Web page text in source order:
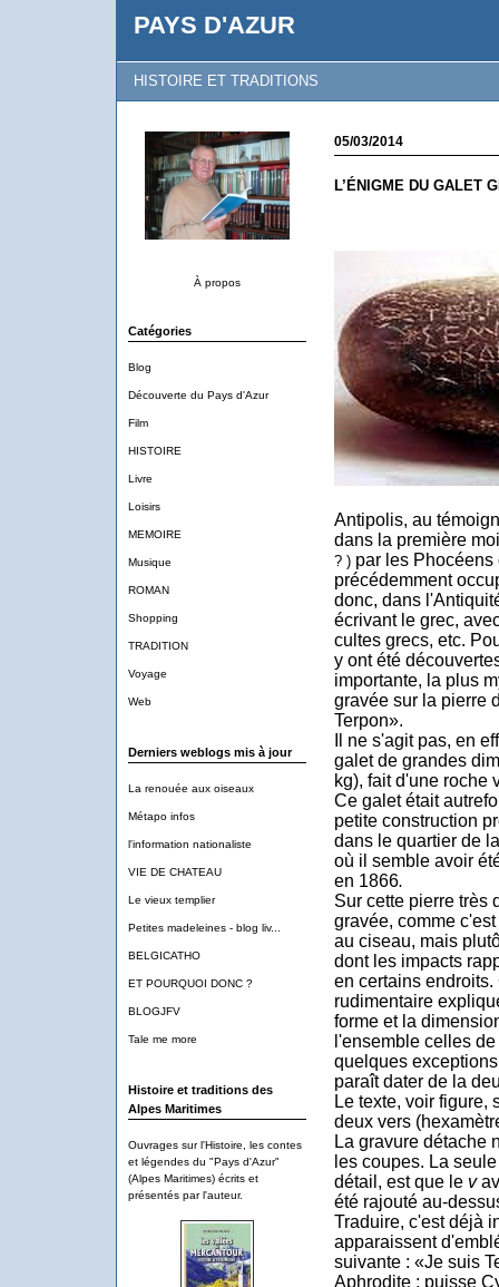
PAYS D'AZUR
HISTOIRE ET TRADITIONS
À propos
Catégories
Blog
Découverte du Pays d'Azur
Film
HISTOIRE
Livre
Loisirs
MEMOIRE
Musique
ROMAN
Shopping
TRADITION
Voyage
Web
Derniers weblogs mis à jour
La renouée aux oiseaux
Métapo infos
l'information nationaliste
VIE DE CHATEAU
Le vieux templier
Petites madeleines - blog liv...
BELGICATHO
ET POURQUOI DONC ?
BLOGJFV
Tale me more
Histoire et traditions des
Alpes Maritimes
Ouvrages sur l'Histoire, les contes
et légendes du "Pays d'Azur"
(Alpes Maritimes) écrits et
présentés par l'auteur.
05/03/2014
L’ÉNIGME DU GALET
Antipolis, au
dans la première
? ) par les
précédemment
donc, dans
écrivant le grec,
cultes grecs, etc.
y ont été
importante, la plus
gravée sur la pierre
Terpon».
ne s'agit pas, en
galet de grandes
kg), fait d'une roche
Ce galet était
petite construction
dans le quartier de
où il semble avoir
en 1866.
Sur cette pierre très
gravée, comme
au ciseau, mais
dont les impacts
en certains
rudimentaire
forme et la
l'ensemble celles
quelques
paraît dater de la
Le texte, voir figure,
deux vers
La gravure détache
les coupes. La
détail, est que le v
été rajouté au-
Traduire, c'est déjà
apparaissent
suivante : «Je suis
Aphrodite ; puisse